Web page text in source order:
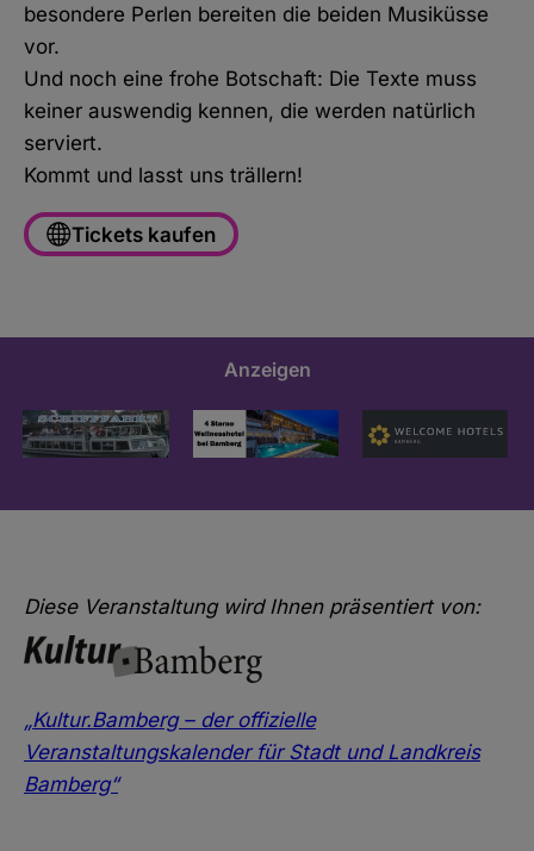
besondere Perlen bereiten die beiden Musiküsse
vor.
Und noch eine frohe Botschaft: Die Texte muss
keiner auswendig kennen, die werden natürlich
serviert.
Kommt und lasst uns trällern!
Tickets kaufen
Anzeigen
Diese Veranstaltung wird Ihnen präsentiert von:
„Kultur.Bamberg – der offizielle
Veranstaltungskalender für Stadt und Landkreis
Bamberg“